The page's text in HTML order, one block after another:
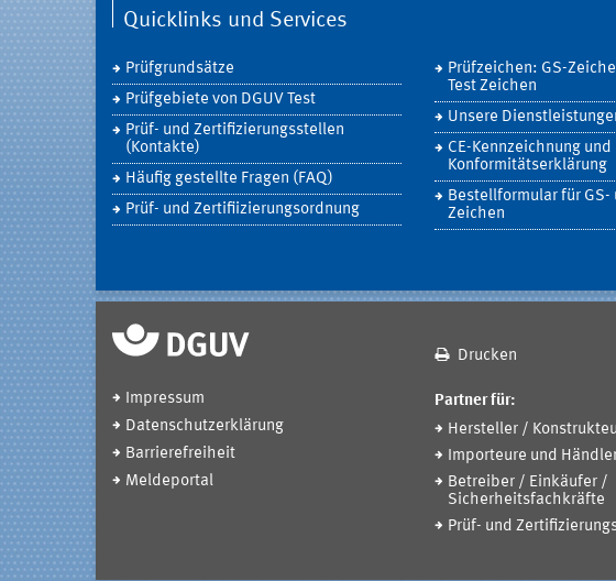
Quicklinks und Services
Prüfgrundsätze
Prüfgebiete von DGUV Test
Prüf- und Zertifizierungsstellen
(Kontakte)
Häufig gestellte Fragen (FAQ)
Prüf- und Zertifiizierungsordnung
Prüfzeichen: GS-
Test Zeichen
Unsere
CE-Kennzeichnung und
Konformitätserklärung
Bestellformular für GS-
Zeichen
Drucken
Impressum
Datenschutzerklärung
Barrierefreiheit
Meldeportal
Partner für:
Hersteller /
Importeure und
Betreiber / Einkäufer /
Sicherheitsfachkräfte
Prüf- und